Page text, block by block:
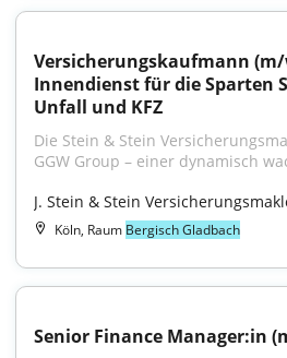
Versicherungskaufmann
Innendienst für die Sparten
Unfall und KFZ
Die Stein & Stein
GGW Group – einer dynamisch
J. Stein & Stein
Köln, Raum Bergisch Gladbach
Senior Finance Manager:in